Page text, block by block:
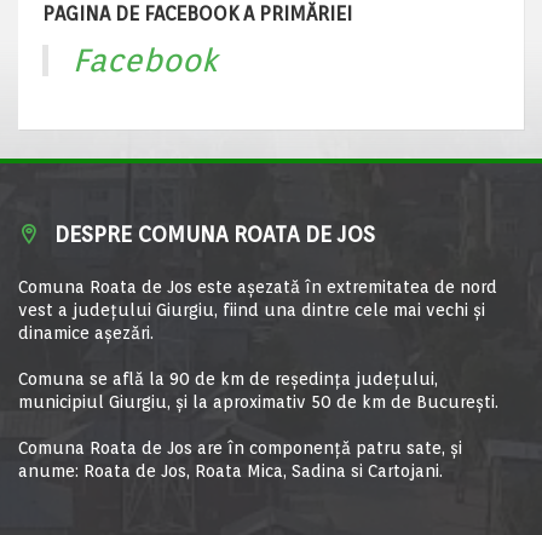
PAGINA DE FACEBOOK A PRIMĂRIEI
Facebook
DESPRE COMUNA ROATA DE JOS
Comuna Roata de Jos este aşezată în extremitatea de nord
vest a judeţului Giurgiu, fiind una dintre cele mai vechi şi
dinamice aşezări.
Comuna se află la 90 de km de reşedinţa judeţului,
municipiul Giurgiu, şi la aproximativ 50 de km de Bucureşti.
Comuna Roata de Jos are în componență patru sate, și
anume: Roata de Jos, Roata Mica, Sadina si Cartojani.